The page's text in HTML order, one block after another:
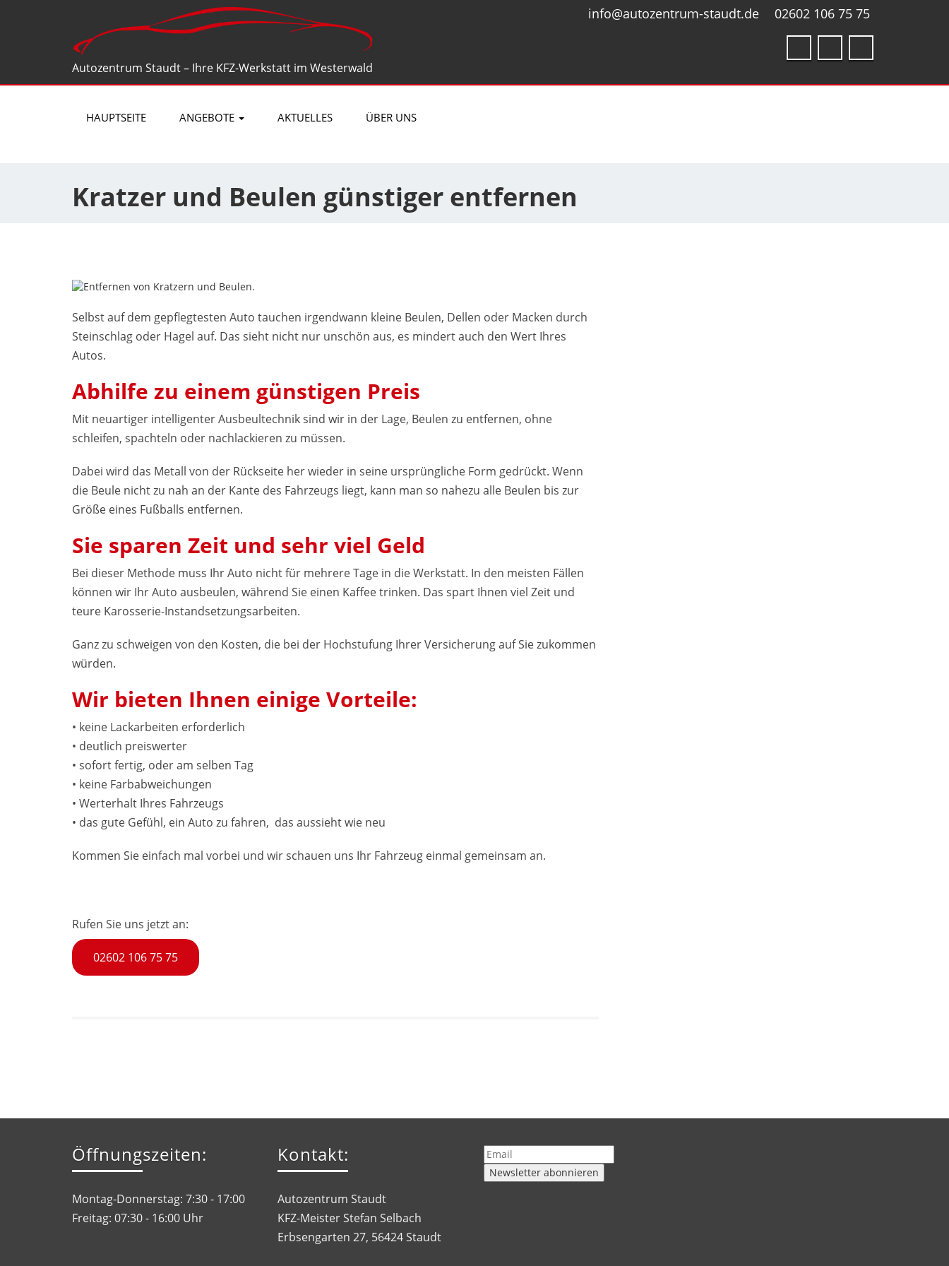
Autozentrum Staudt– Ihre KFZ-Werkstatt im Westerwald
info@autozentrum-staudt.de 02602 106 75 75
HAUPTSEITE ANGEBOTE AKTUELLES ÜBER UNS
Kratzer und Beulen günstiger entfernen
Selbst auf dem gepflegtesten Auto tauchen irgendwann kleine Beulen, Dellen oder Macken durch
Steinschlag oder Hagel auf. Das sieht nicht nur unschön aus, es mindert auch den Wert Ihres
Autos.
Abhilfe zu einem günstigen Preis
Mit neuartiger intelligenter Ausbeultechnik sind wir in der Lage, Beulen zu entfernen, ohne
schleifen, spachteln oder nachlackieren zu müssen.
Dabei wird das Metall von der Rückseite her wieder in seine ursprüngliche Form gedrückt. Wenn
die Beule nicht zu nah an der Kante des Fahrzeugs liegt, kann man so nahezu alle Beulen bis zur
Größe eines Fußballs entfernen.
Sie sparen Zeit und sehr viel Geld
Bei dieser Methode muss Ihr Auto nicht für mehrere Tage in die Werkstatt. In den meisten Fällen
können wir Ihr Auto ausbeulen, während Sie einen Kaffee trinken. Das spart Ihnen viel Zeit und
teure Karosserie-Instandsetzungsarbeiten.
Ganz zu schweigen von den Kosten, die bei der Hochstufung Ihrer Versicherung auf Sie zukommen
würden.
Wir bieten Ihnen einige Vorteile:
• keine Lackarbeiten erforderlich
• deutlich preiswerter
• sofort fertig, oder am selben Tag
• keine Farbabweichungen
• Werterhalt Ihres Fahrzeugs
• das gute Gefühl, ein Auto zu fahren, das aussieht wie neu
Kommen Sie einfach mal vorbei und wir schauen uns Ihr Fahrzeug einmal gemeinsam an.
Rufen Sie uns jetzt an:
02602 106 75 75
Öffnungszeiten:
Montag-Donnerstag: 7:30 - 17:00
Freitag: 07:30 - 16:00 Uhr
Kontakt:
Autozentrum Staudt
KFZ-Meister Stefan Selbach
Erbsengarten 27, 56424 Staudt